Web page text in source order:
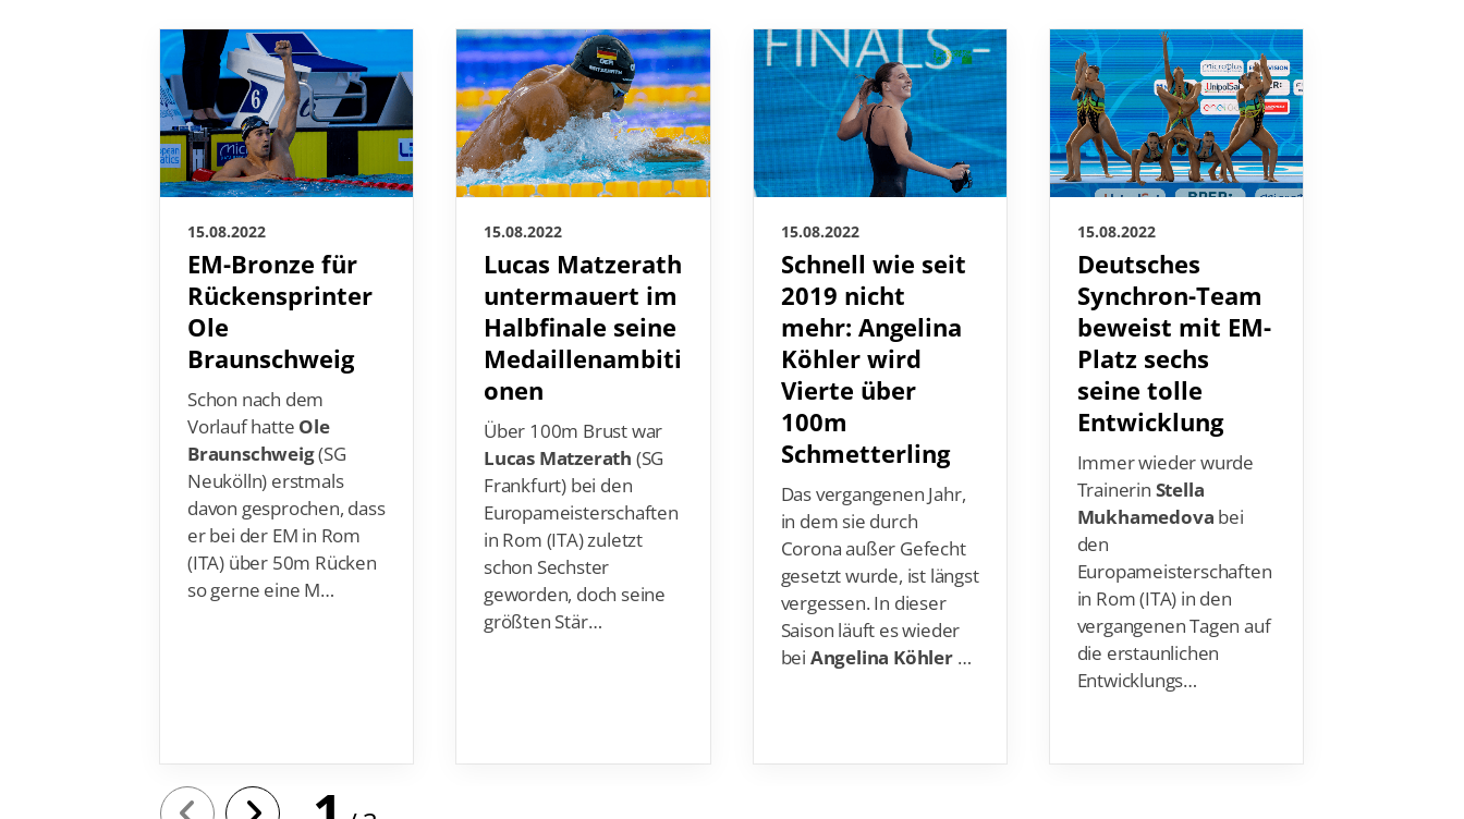
15.08.2022
EM-Bronze für
Rückensprinter
Ole
Braunschweig
Schon nach dem
Vorlauf hatte Ole
Braunschweig(SG
Neukölln) erstmals
davon gesprochen, dass
er bei der EM in Rom
(ITA) über 50m Rücken
so gerne eine M…
15.08.2022
Lucas Matzerath
untermauert im
Halbfinale seine
Medaillenambiti
onen
Über 100m Brust war
Lucas Matzerath (SG
Frankfurt) bei den
Europameisterschaften
in Rom (ITA) zuletzt
schon Sechster
geworden, doch seine
größten Stär…
15.08.2022
Schnell wie seit
2019 nicht
mehr: Angelina
Köhler wird
Vierte über
100m
Schmetterling
Das vergangenen Jahr,
in dem sie durch
Corona außer Gefecht
gesetzt wurde, ist längst
vergessen. In dieser
Saison läuft es wieder
beiAngelina Köhler …
15.08.2022
Deutsches
Synchron-Team
beweist mit EM-
Platz sechs
seine tolle
Entwicklung
Immer wieder wurde
TrainerinStella
Mukhamedova bei
den
Europameisterschaften
in Rom (ITA) in den
vergangenen Tagen auf
die erstaunlichen
Entwicklungs…